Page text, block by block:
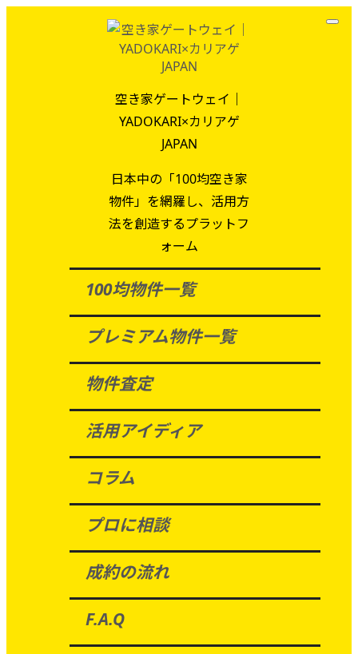
空き家ゲートウェイ｜
YADOKARI×カリアゲ
JAPAN
日本中の「100均空き家
物件」を網羅し、活用方
法を創造するプラットフ
ォーム
100均物件一覧
プレミアム物件一覧
物件査定
活用アイディア
コラム
プロに相談
成約の流れ
F.A.Q